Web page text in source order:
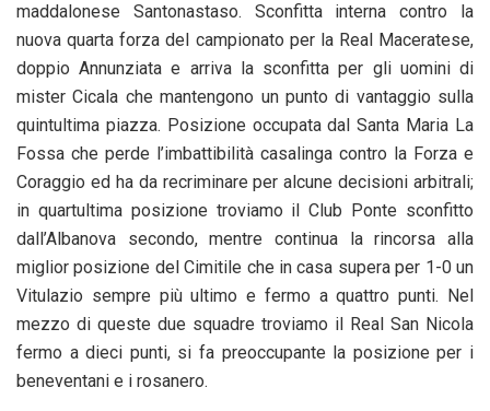
maddalonese Santonastaso. Sconfitta interna contro la
nuova quarta forza del campionato per la Real Maceratese,
doppio Annunziata e arriva la sconfitta per gli uomini di
mister Cicala che mantengono un punto di vantaggio sulla
quintultima piazza. Posizione occupata dal Santa Maria La
Fossa che perde l’imbattibilità casalinga contro la Forza e
Coraggio ed ha da recriminare per alcune decisioni arbitrali;
in quartultima posizione troviamo il Club Ponte sconfitto
dall’Albanova secondo, mentre continua la rincorsa alla
miglior posizione del Cimitile che in casa supera per 1-0 un
Vitulazio sempre più ultimo e fermo a quattro punti. Nel
mezzo di queste due squadre troviamo il Real San Nicola
fermo a dieci punti, si fa preoccupante la posizione per i
beneventani e i rosanero.